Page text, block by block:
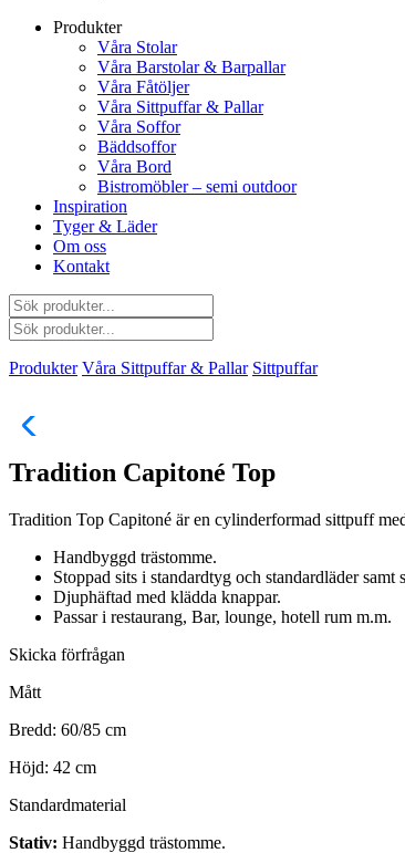
Produkter
Våra Stolar
Våra Barstolar & Barpallar
Våra Fåtöljer
Våra Sittpuffar & Pallar
Våra Soffor
Bäddsoffor
Våra Bord
Bistromöbler – semi outdoor
Inspiration
Tyger & Läder
Om oss
Kontakt
Produkter Våra Sittpuffar & Pallar Sittpuffar
Tradition Capitoné Top
Tradition Top Capitoné är en cylinderformad sittpuff
Handbyggd trästomme.
Stoppad sits i standardtyg och standardläder samt
Djuphäftad med klädda knappar.
Passar i restaurang, Bar, lounge, hotell rum m.m.
Skicka förfrågan
Mått
Bredd: 60/85 cm
Höjd: 42 cm
Standardmaterial
Stativ: Handbyggd trästomme.